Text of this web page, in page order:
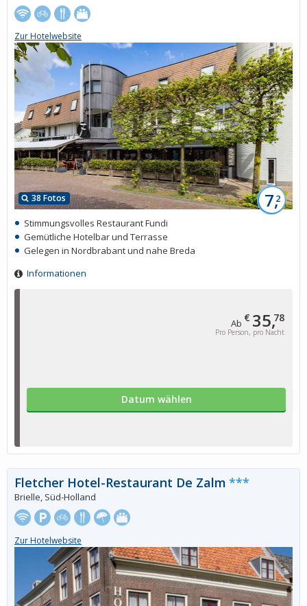
Ab € 35,78
Pro Person, pro Nacht
Datum wählen
38 Fotos 7,2
Zur Hotelwebsite
Stimmungsvolles Restaurant Fundi
Gemütliche Hotelbar und Terrasse
Gelegen in Nordbrabant und nahe Breda
Informationen
Fletcher Hotel-Restaurant De Zalm ***
Brielle, Süd-Holland
Zur Hotelwebsite